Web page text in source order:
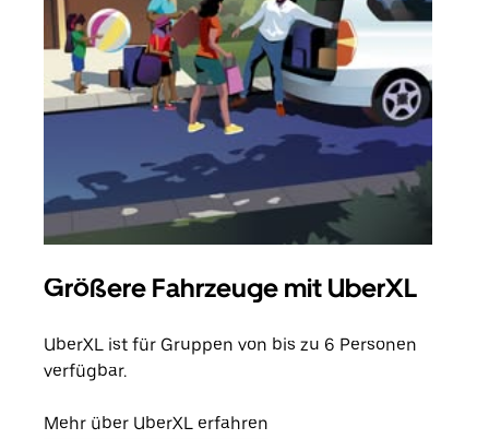
Größere Fahrzeuge mit UberXL
UberXL ist für Gruppen von bis zu 6 Personen
verfügbar.
Mehr über UberXL erfahren